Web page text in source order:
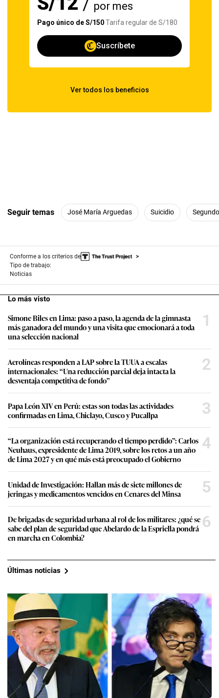
Seguir temas José María Arguedas Suicidio
Conforme a los criterios de
Tipo de trabajo:
Noticias
Lo más visto
Simone Biles en Lima: paso a paso, la agenda de la gimnasta
más ganadora del mundo y una visita que emocionará a toda
una selección nacional
1
Aerolíneas responden a LAP sobre la TUUA a escalas
internacionales: “Una reducción parcial deja intacta la
desventaja competitiva de fondo”
2
Papa León XIV en Perú: estas son todas las actividades
confirmadas en Lima, Chiclayo, Cusco y Pucallpa
3
“La organización está recuperando el tiempo perdido”: Carlos
Neuhaus, expresidente de Lima 2019, sobre los retos a un año
de Lima 2027 y en qué más está preocupado el Gobierno
4
Unidad de Investigación: Hallan más de siete millones de
jeringas y medicamentos vencidos en Cenares del Minsa
5
De brigadas de seguridad urbana al rol de los militares: ¿qué se
sabe del plan de seguridad que Abelardo de la Espriella pondrá
en marcha en Colombia?
6
Últimas noticias